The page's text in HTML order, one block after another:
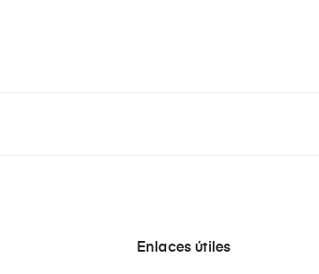
Enlaces útiles